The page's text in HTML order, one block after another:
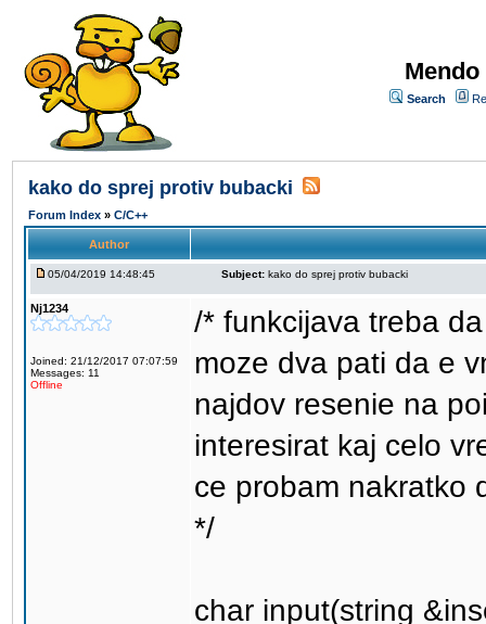
Search
kako do sprej protiv bubacki
Forum Index » C/C++
Author
05/04/2019 14:48:45 Subject: kako do sprej protiv bubacki
Nj1234
Joined: 21/12/2017 07:07:59
Messages: 11
Offline
/* funkcijava treba
moze dva pati da e
najdov resenie na
interesirat kaj celo
ce probam nakratko
*/
char input(string